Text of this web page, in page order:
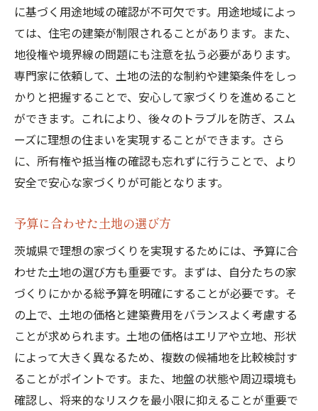
に基づく用途地域の確認が不可欠です。用途地域によっ
ては、住宅の建築が制限されることがあります。また、
地役権や境界線の問題にも注意を払う必要があります。
専門家に依頼して、土地の法的な制約や建築条件をしっ
かりと把握することで、安心して家づくりを進めること
ができます。これにより、後々のトラブルを防ぎ、スム
ーズに理想の住まいを実現することができます。さら
に、所有権や抵当権の確認も忘れずに行うことで、より
安全で安心な家づくりが可能となります。
予算に合わせた土地の選び方
茨城県で理想の家づくりを実現するためには、予算に合
わせた土地の選び方も重要です。まずは、自分たちの家
づくりにかかる総予算を明確にすることが必要です。そ
の上で、土地の価格と建築費用をバランスよく考慮する
ことが求められます。土地の価格はエリアや立地、形状
によって大きく異なるため、複数の候補地を比較検討す
ることがポイントです。また、地盤の状態や周辺環境も
確認し、将来的なリスクを最小限に抑えることが重要で